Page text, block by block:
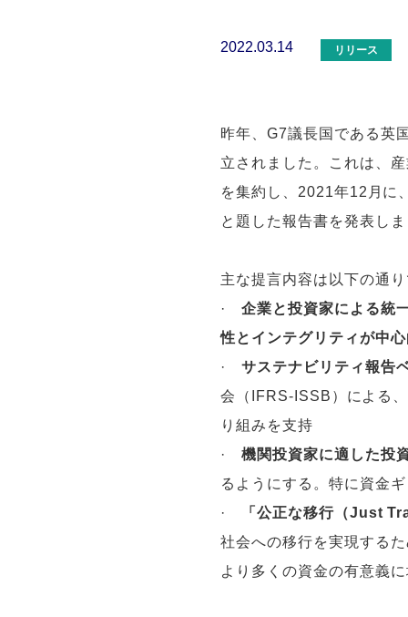
2022.03.14 リリース
昨年、G7議長国である英
立されました。これは、
を集約し、2021年12月に
と題した報告書を発表し
主な提言内容は以下の通
· 企業と投資家による統
性とインテグリティが中
· サステナビリティ報告
会（IFRS-ISSB）による
り組みを支持
· 機関投資家に適した投
るようにする。特に資金
·
「公正な移行（Just
社会への移行を実現する
より多くの資金の有意義